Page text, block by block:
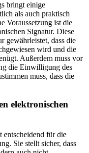
bringt einige
als auch praktisch
Voraussetzung ist die
Signatur. Diese
gewährleistet, dass die
wird und die
Außerdem muss vor
die Einwilligung des
muss, dass die
elektronischen
entscheidend für die
Sie stellt sicher, dass